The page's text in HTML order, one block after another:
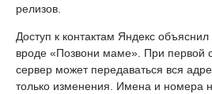
релизов.
Доступ к контактам Яндекс
вроде «Позвони маме». При первой
сервер может передаваться вся
только изменения. Имена и номера